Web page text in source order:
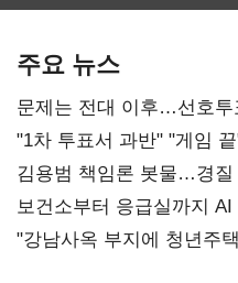
주요 뉴스
문제는 전대 이후…선호투
불복'
"1차 투표서 과반" "게임
김용범 책임론 봇물…경질
보건소부터 응급실까지
"강남사옥 부지에 청년주